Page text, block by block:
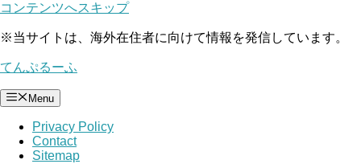
コンテンツへスキップ
※当サイトは、海外在住者に向けて情報を発信しています。
てんぷるーふ
Menu
Privacy Policy
Contact
Sitemap